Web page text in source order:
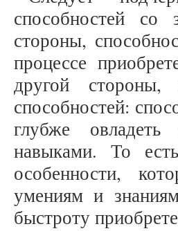
способностей
стороны,
процессе
другой
способностей:
глубже овладеть
навыками. То
особенности,
умениям и
быстроту